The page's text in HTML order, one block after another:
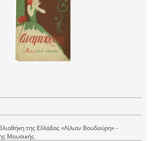
της Ελλάδας «Λίλιαν Βουδούρη» -
Μουσικής